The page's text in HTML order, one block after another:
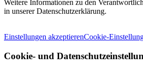
Weitere Informationen zu den
in unserer Datenschutzerklärung.
Einstellungen akzeptierenCookie-
Cookie- und